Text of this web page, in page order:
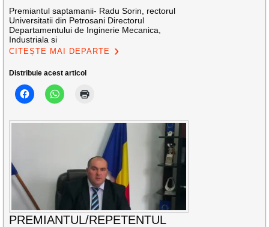
Premiantul saptamanii- Radu Sorin, rectorul
Universitatii din Petrosani Directorul
Departamentului de Inginerie Mecanica,
Industriala si
CITEȘTE MAI DEPARTE
Distribuie acest articol
PREMIANTUL/REPETENTUL